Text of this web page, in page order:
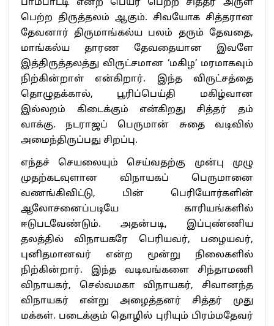
பாம்பாட்டி என்ற பெயர் பெற்ற சித்தர் அருள்
பெற்ற திருத்தலம் ஆகும். சிவயோக சித்தரான
தேவனார் திருமாங்கல்ய பலம் தரும் தேவதை,
மாங்கல்ய தாரண தேவதையான இவளே
இத்திருத்தலத்து விருட்சமான ‘மகிழ’ மரமாகவும்
நிற்கின்றாள் என்கிறார். இந்த விருட்சத்தை
தொழுதக்கால், பூரிப்பெய்தி மகிழ்வான
இல்லறம் கிடைக்கும் என்கிறது சித்தர் தம்
வாக்கு. நடராஜப் பெருமான் சுதை வடிவில்
அமைந்திருப்பது சிறப்பு.
எந்தச் செயலையும் செய்வதற்கு முன்பு முழு
முதற்கடவுளான விநாயகப் பெருமானை
வணங்கிவிட்டு, பின் பெரியோர்களின்
ஆலோசனைப்படியே காரியங்களில்
ஈடுபடவேண்டும். அதன்படி, இப்புண்ணிய
தலத்தில் விநாயகரே பெரியவர், பழையவர்,
புனிதமானவர் என்ற மூன்று நிலைகளில்
நிற்கின்றார். இந்த வடிவங்களை சிந்தாமணி
விநாயகர், செல்வமகா விநாயகர், சிவானந்த
விநாயகர் என்று அழைத்தனர் சித்தர் முது
மக்கள். படைக்கும் தொழில் புரியும் பிரம்மதேவர்